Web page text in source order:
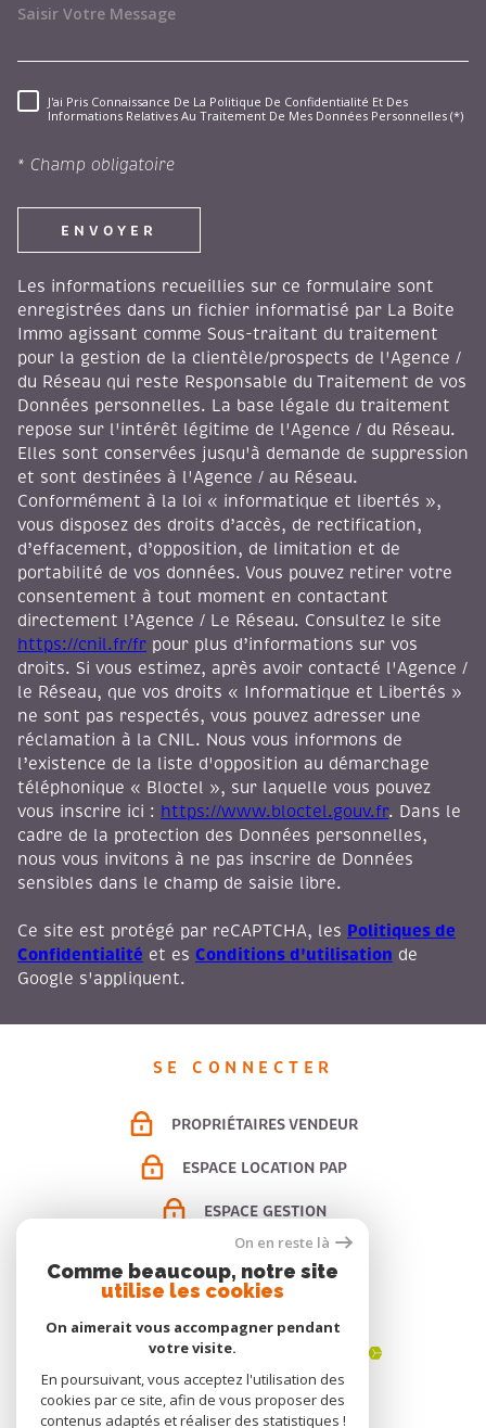
RÈGLEMENTATION
J'ai Pris Connaissance De La Politique De Confidentialité Et Des
Informations Relatives Au Traitement De Mes Données Personnelles (*)
* Champ obligatoire
ENVOYER
Les informations recueillies sur ce formulaire sont
enregistrées dans un fichier informatisé par La Boite
Immo agissant comme Sous-traitant du traitement
pour la gestion de la clientèle/prospects de l'Agence /
du Réseau qui reste Responsable du Traitement de vos
Données personnelles. La base légale du traitement
repose sur l'intérêt légitime de l'Agence / du Réseau.
Elles sont conservées jusqu'à demande de suppression
et sont destinées à l'Agence / au Réseau.
Conformément à la loi « informatique et libertés »,
vous disposez des droits d’accès, de rectification,
d’effacement, d’opposition, de limitation et de
portabilité de vos données. Vous pouvez retirer votre
consentement à tout moment en contactant
directement l’Agence / Le Réseau. Consultez le site
https://cnil.fr/fr pour plus d’informations sur vos
droits. Si vous estimez, après avoir contacté l'Agence /
le Réseau, que vos droits « Informatique et Libertés »
ne sont pas respectés, vous pouvez adresser une
réclamation à la CNIL. Nous vous informons de
l’existence de la liste d'opposition au démarchage
téléphonique « Bloctel », sur laquelle vous pouvez
vous inscrire ici : https://www.bloctel.gouv.fr. Dans le
cadre de la protection des Données personnelles,
nous vous invitons à ne pas inscrire de Données
sensibles dans le champ de saisie libre.
Ce site est protégé par reCAPTCHA, les Politiques de
Confidentialité et es Conditions d'utilisation de
Google s'appliquent.
SE CONNECTER
PROPRIÉTAIRES VENDEUR
ESPACE LOCATION PAP
ESPACE GESTION
ADHÉRENTS
On en reste là
Comme beaucoup, notre site
utilise les cookies
On aimerait vous accompagner pendant
votre visite.
En poursuivant, vous acceptez l'utilisation des
cookies par ce site, afin de vous proposer des
contenus adaptés et réaliser des statistiques !